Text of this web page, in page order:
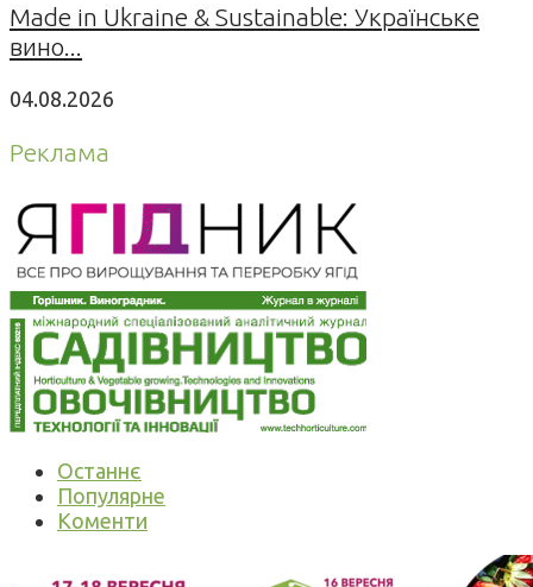
Made in Ukraine & Sustainable: Українське
вино...
04.08.2026
Реклама
Останнє
Популярне
Коменти